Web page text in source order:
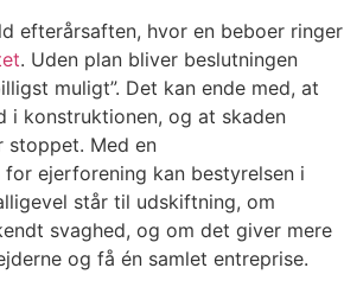
efterårsaften, hvor en beboer ringer
. Uden plan bliver beslutningen
muligt”. Det kan ende med, at
konstruktionen, og at skaden
stoppet. Med en
ejerforening kan bestyrelsen i
står til udskiftning, om
svaghed, og om det giver mere
og få én samlet entreprise.